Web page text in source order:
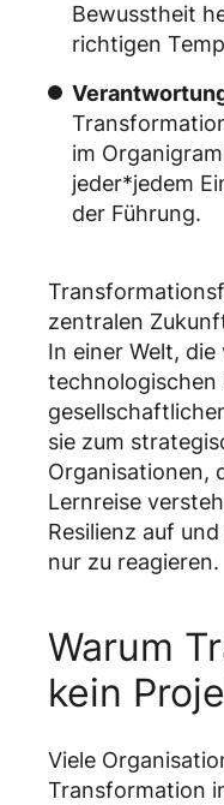
Bewusstheit
richtigen
im
jeder*jedem
der Führung.
zentralen
In einer Welt, die
technologischen
sie zum
Organisationen,
Lernreise
Resilienz auf
nur zu reagieren.
Warum
kein
Viele
Transformation